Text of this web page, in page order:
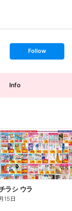
s
t
o
Follow
Info
ラシ ウラ
15日